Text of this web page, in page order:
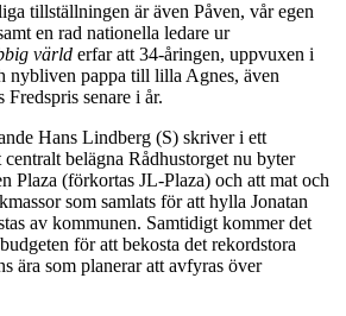
tillställningen är även Påven, vår egen
en rad nationella ledare ur
värld erfar att 34-åringen, uppvuxen i
nybliven pappa till lilla Agnes, även
senare i år.
Hans Lindberg (S) skriver i ett
centralt belägna Rådhustorget nu byter
Plaza (förkortas JL-Plaza) och att mat och
som samlats för att hylla Jonatan
av kommunen. Samtidigt kommer det
för att bekosta det rekordstora
ära som planerar att avfyras över